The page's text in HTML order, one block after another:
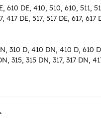
610 DE, 410, 510, 610, 511,
417 DE, 517, 517 DE, 617, 617
310 D, 410 DN, 410 D, 610
315, 315 DN, 317, 317 DN,